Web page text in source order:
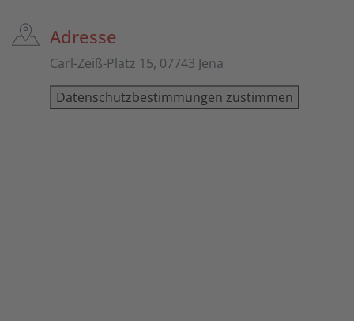
Adresse
Carl-Zeiß-Platz 15, 07743 Jena
Datenschutzbestimmungen zustimmen